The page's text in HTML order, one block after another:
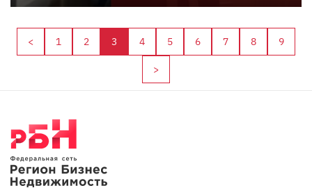
< 1 2 3 4 5 6 7 8 9
>